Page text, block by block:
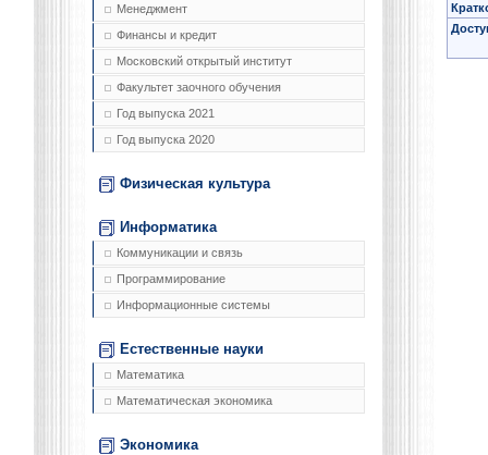
Менеджмент
Финансы и кредит
Московский открытый институт
Факультет заочного обучения
Год выпуска 2021
Год выпуска 2020
Физическая культура
Информатика
Коммуникации и связь
Программирование
Информационные системы
Естественные науки
Математика
Математическая экономика
Экономика